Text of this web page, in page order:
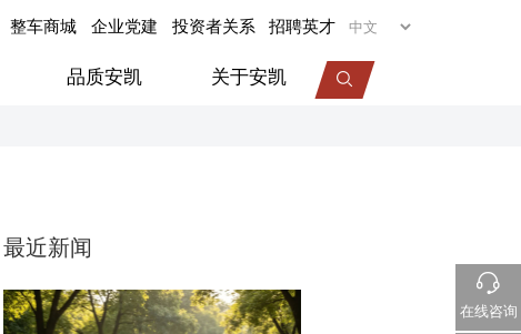
在线咨询
整车商城 企业党建 投资者关系 招聘英才
机场摆渡车
视频中心
服务动态
品质安凯 关于安凯
企业荣誉
最近新闻